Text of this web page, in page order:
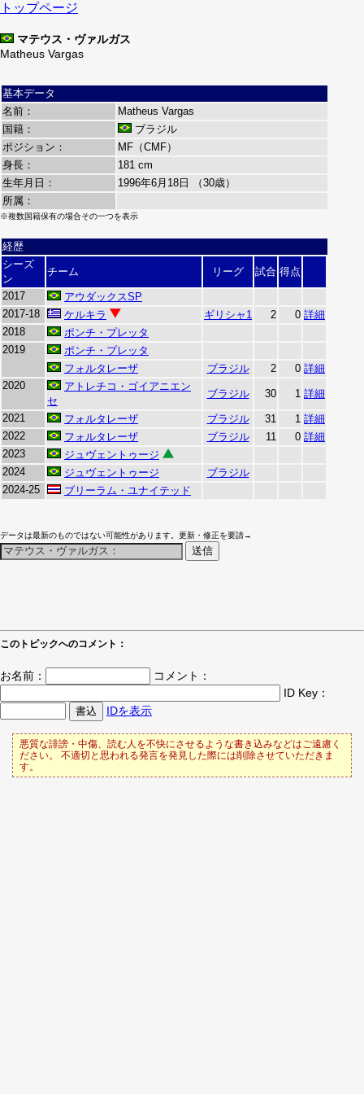
トップページ
マテウス・ヴァルガス
Matheus Vargas
基本データ
名前：
Matheus Vargas
国籍：
ブラジル
ポジション：
MF（CMF）
身長：
181 cm
生年月日：
1996年6月18日 （30歳）
所属：
※複数国籍保有の場合その一つを表示
経歴
シーズ
ン
チーム リーグ 試合 得点
2017
アウダックスSP
2017-18
ケルキラ ギリシャ1 2 0 詳細
2018
ポンチ・プレッタ
2019
ポンチ・プレッタ
フォルタレーザ
ブラジル 2 0 詳細
2020
アトレチコ・ゴイアニエン
セ
ブラジル 30 1 詳細
2021
フォルタレーザ ブラジル 31 1 詳細
2022
フォルタレーザ ブラジル 11 0 詳細
2023
ジュヴェントゥージ
2024
ジュヴェントゥージ
ブラジル
2024-25
ブリーラム・ユナイテッド
データは最新のものではない可能性があります。更新・修正を要請→
このトピックへのコメント：
お名前：
コメント：
ID Key：
IDを表示
悪質な誹謗・中傷、読む人を不快にさせるような書き込みなどはご遠慮く
ださい。 不適切と思われる発言を発見した際には削除させていただきま
す。